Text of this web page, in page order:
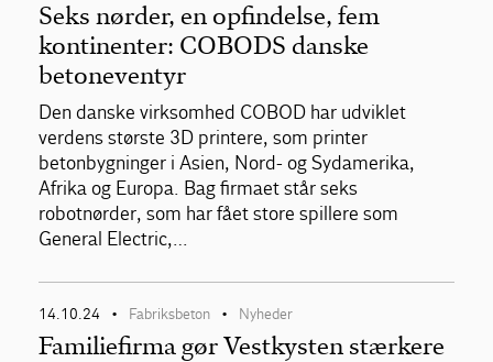
Seks nørder, en opfindelse, fem
kontinenter: COBODS danske
betoneventyr
Den danske virksomhed COBOD har udviklet
verdens største 3D printere, som printer
betonbygninger i Asien, Nord- og Sydamerika,
Afrika og Europa. Bag firmaet står seks
robotnørder, som har fået store spillere som
General Electric,…
14.10.24 • Fabriksbeton • Nyheder
Familiefirma gør Vestkysten stærkere